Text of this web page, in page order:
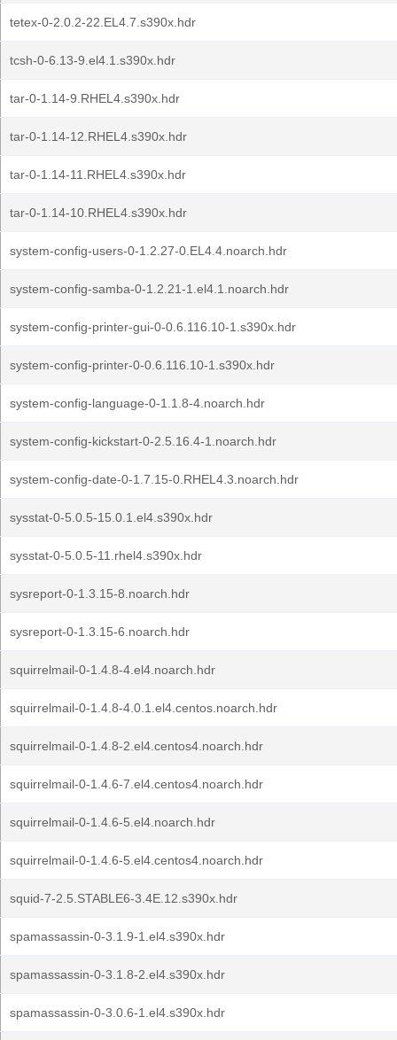
tetex-0-2.0.2-22.EL4.7.s390x.hdr
tcsh-0-6.13-9.el4.1.s390x.hdr
tar-0-1.14-9.RHEL4.s390x.hdr
tar-0-1.14-12.RHEL4.s390x.hdr
tar-0-1.14-11.RHEL4.s390x.hdr
tar-0-1.14-10.RHEL4.s390x.hdr
system-config-users-0-1.2.27-0.EL4.4.noarch.hdr
system-config-samba-0-1.2.21-1.el4.1.noarch.hdr
system-config-printer-gui-0-0.6.116.10-1.s390x.hdr
system-config-printer-0-0.6.116.10-1.s390x.hdr
system-config-language-0-1.1.8-4.noarch.hdr
system-config-kickstart-0-2.5.16.4-1.noarch.hdr
system-config-date-0-1.7.15-0.RHEL4.3.noarch.hdr
sysstat-0-5.0.5-15.0.1.el4.s390x.hdr
sysstat-0-5.0.5-11.rhel4.s390x.hdr
sysreport-0-1.3.15-8.noarch.hdr
sysreport-0-1.3.15-6.noarch.hdr
squirrelmail-0-1.4.8-4.el4.noarch.hdr
squirrelmail-0-1.4.8-4.0.1.el4.centos.noarch.hdr
squirrelmail-0-1.4.8-2.el4.centos4.noarch.hdr
squirrelmail-0-1.4.6-7.el4.centos4.noarch.hdr
squirrelmail-0-1.4.6-5.el4.noarch.hdr
squirrelmail-0-1.4.6-5.el4.centos4.noarch.hdr
squid-7-2.5.STABLE6-3.4E.12.s390x.hdr
spamassassin-0-3.1.9-1.el4.s390x.hdr
spamassassin-0-3.1.8-2.el4.s390x.hdr
spamassassin-0-3.0.6-1.el4.s390x.hdr